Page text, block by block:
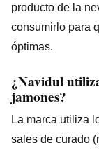
producto de la
consumirlo para
óptimas.
¿Navidul
jamones?
La marca utiliza
sales de curado